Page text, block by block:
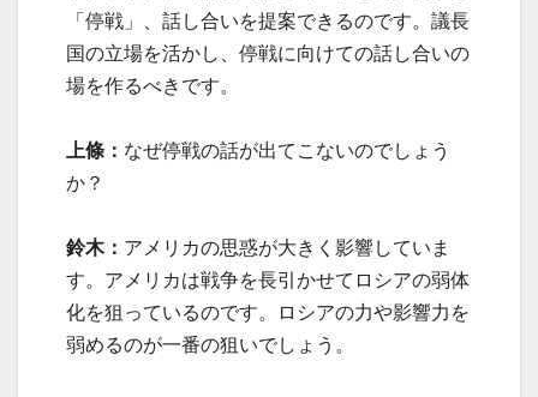
「停戦」、話し合いを提案できるのです。議長
国の立場を活かし、停戦に向けての話し合いの
場を作るべきです。
上條： なぜ停戦の話が出てこないのでしょう
か？
鈴木： アメリカの思惑が大きく影響していま
す。アメリカは戦争を長引かせてロシアの弱体
化を狙っているのです。ロシアの力や影響力を
弱めるのが一番の狙いでしょう。